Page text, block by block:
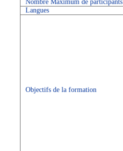
Nombre Maximum de participants
Langues
Objectifs de la formation